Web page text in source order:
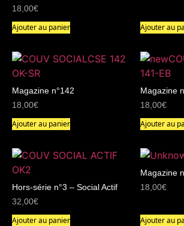
18,00€
Ajouter au panier Ajouter au
Magazine n°142
18,00€
Ajouter au panier
Magazine
18,00€
Ajouter au
Hors-série n°3 – Social Actif
32,00€
Ajouter au panier
Magazine
18,00€
Ajouter au